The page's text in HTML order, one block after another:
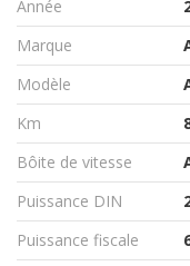
Année
Marque
Modèle
Km
Bôite de vitesse
Puissance DIN
Puissance fiscale